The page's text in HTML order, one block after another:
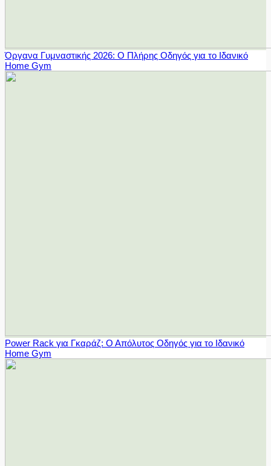
Όργανα Γυμναστικής 2026: Ο Πλήρης Οδηγός για το Ιδανικό
Home Gym
Power Rack για Γκαράζ: Ο Απόλυτος Οδηγός για το Ιδανικό
Home Gym